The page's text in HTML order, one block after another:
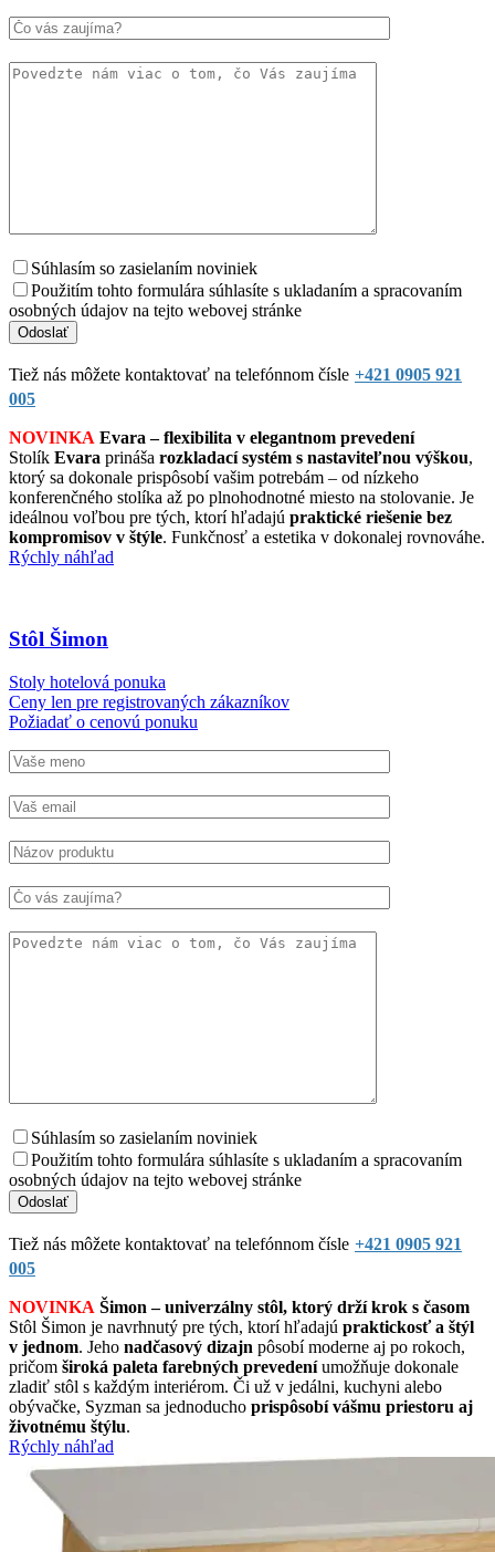
Súhlasím so zasielaním noviniek
Použitím tohto formulára súhlasíte s ukladaním a spracovaním
osobných údajov na tejto webovej stránke
Tiež nás môžete kontaktovať na telefónnom čísle +421 0905 921
005
NOVINKA Evara – flexibilita v elegantnom prevedení
Stolík Evara prináša rozkladací systém s nastaviteľnou výškou,
ktorý sa dokonale prispôsobí vašim potrebám – od nízkeho
konferenčného stolíka až po plnohodnotné miesto na stolovanie. Je
ideálnou voľbou pre tých, ktorí hľadajú praktické riešenie bez
kompromisov v štýle. Funkčnosť a estetika v dokonalej rovnováhe.
Rýchly náhľad
Stôl Šimon
Stoly hotelová ponuka
Ceny len pre registrovaných zákazníkov
Požiadať o cenovú ponuku
Súhlasím so zasielaním noviniek
Použitím tohto formulára súhlasíte s ukladaním a spracovaním
osobných údajov na tejto webovej stránke
Tiež nás môžete kontaktovať na telefónnom čísle +421 0905 921
005
NOVINKA Šimon – univerzálny stôl, ktorý drží krok s časom
Stôl Šimon je navrhnutý pre tých, ktorí hľadajú praktickosť a štýl
v jednom. Jeho nadčasový dizajn pôsobí moderne aj po rokoch,
pričom široká paleta farebných prevedeníumožňuje dokonale
zladiť stôl s každým interiérom. Či už v jedálni, kuchyni alebo
obývačke, Syzman sa jednoducho prispôsobí vášmu priestoru aj
životnému štýlu.
Rýchly náhľad